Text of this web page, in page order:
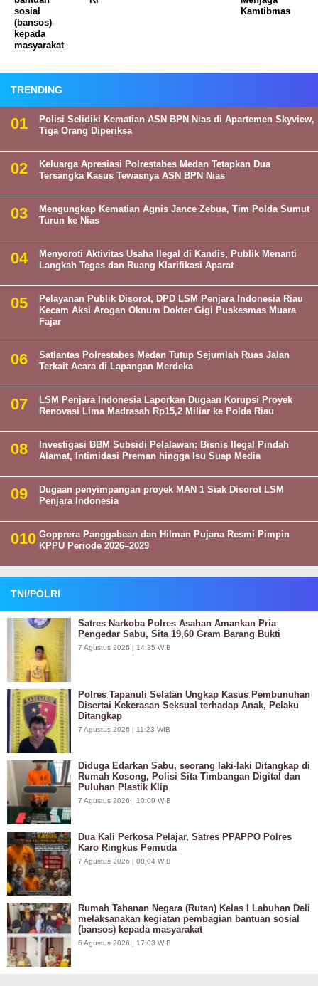
sosial
(bansos)
kepada
masyarakat
Kamtibmas
TRENDING
Polisi Selidiki Kematian ASN BPN Nias di Apartemen Skyview,
Tiga Orang Diperiksa
Keluarga Apresiasi Polrestabes Medan Tetapkan Dua
Tersangka Kasus Tewasnya ASN BPN Nias
Mengungkap Kematian Agnis Jance Zebua, Tim Polda Sumut
Turun ke Nias
Menyoroti Aktivitas Usaha Ilegal di Kandis, Publik Menanti
Langkah Tegas dan Ruang Klarifikasi Aparat
Pelayanan Publik Disorot, DPD LSM Penjara Indonesia Riau
Kecam Aksi Arogan Oknum Dokter Gigi Puskesmas Muara
Fajar
Satlantas Polrestabes Medan Tutup Sejumlah Ruas Jalan
Terkait Acara di Lapangan Merdeka
LSM Penjara Indonesia Laporkan Dugaan Korupsi Proyek
Renovasi Lima Madrasah Rp15,2 Miliar ke Polda Riau
Investigasi BBM Subsidi Pelalawan: Bisnis Ilegal Pindah
Alamat, Intimidasi Preman hingga Isu Suap Media
Dugaan penyimpangan proyek MAN 1 Siak Disorot LSM
Penjara Indonesia
Gopprera Panggabean dan Hilman Pujana Resmi Pimpin
KPPU Periode 2026–2029
TNI/POLRI
Satres Narkoba Polres Asahan Amankan Pria
Pengedar Sabu, Sita 19,60 Gram Barang Bukti
7 Agustus 2026 | 14:35 WIB
Polres Tapanuli Selatan Ungkap Kasus Pembunuhan
Disertai Kekerasan Seksual terhadap Anak, Pelaku
Ditangkap
7 Agustus 2026 | 11:23 WIB
Diduga Edarkan Sabu, seorang laki-laki Ditangkap di
Rumah Kosong, Polisi Sita Timbangan Digital dan
Puluhan Plastik Klip
7 Agustus 2026 | 10:09 WIB
Dua Kali Perkosa Pelajar, Satres PPAPPO Polres
Karo Ringkus Pemuda
7 Agustus 2026 | 08:04 WIB
Rumah Tahanan Negara (Rutan) Kelas I Labuhan Deli
melaksanakan kegiatan pembagian bantuan sosial
(bansos) kepada masyarakat
6 Agustus 2026 | 17:03 WIB